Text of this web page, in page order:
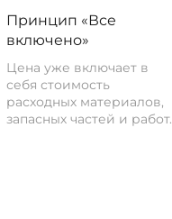
Принцип «Все
включено»
Цена уже включает в
себя стоимость
расходных материалов,
запасных частей и работ.